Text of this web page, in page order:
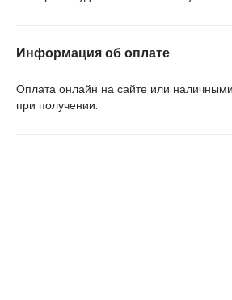
Информация об оплате
Оплата онлайн на сайте или
при получении.